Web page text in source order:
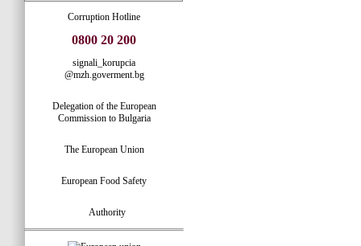
Corruption Hotline
0800 20 200
signali_korupcia
@mzh.goverment.bg
Delegation of the European
Commission to Bulgaria
The European Union
European Food Safety
Authority